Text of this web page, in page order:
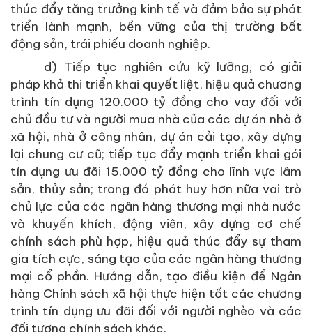
thúc đẩy tăng trưởng kinh tế và đảm bảo sự phát
triển lành mạnh, bền vững của thị trường bất
động sản, trái phiếu doanh nghiệp.
d) Tiếp tục nghiên cứu kỹ lưỡng, có giải
pháp khả thi triển khai quyết liệt, hiệu quả chương
trình tín dụng 120.000 tỷ đồng cho vay đối với
chủ đầu tư và người mua nhà của các dự án nhà ở
xã hội, nhà ở công nhân, dự án cải tạo, xây dựng
lại chung cư cũ; tiếp tục đẩy mạnh triển khai gói
tín dụng ưu đãi 15.000 tỷ đồng cho lĩnh vực lâm
sản, thủy sản; trong đó phát huy hơn nữa vai trò
chủ lực của các ngân hàng thương mại nhà nước
và khuyến khích, động viên, xây dựng cơ chế
chính sách phù hợp, hiệu quả thúc đẩy sự tham
gia tích cực, sáng tạo của các ngân hàng thương
mại cổ phần. Hướng dẫn, tạo điều kiện để Ngân
hàng Chính sách xã hội thực hiện tốt các chương
trình tín dụng ưu đãi đối với người nghèo và các
đối tượng chính sách khác.